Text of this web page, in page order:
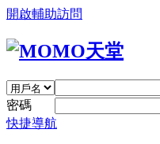
開啟輔助訪問
密碼
快捷導航